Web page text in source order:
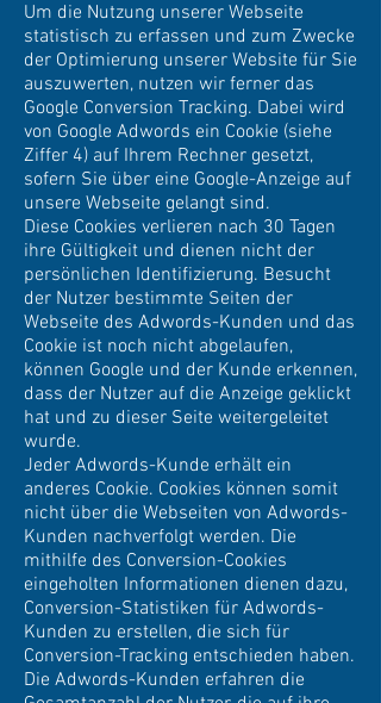
Um die Nutzung unserer Webseite
statistisch zu erfassen und zum Zwecke
der Optimierung unserer Website für Sie
auszuwerten, nutzen wir ferner das
Google Conversion Tracking. Dabei wird
von Google Adwords ein Cookie (siehe
Ziffer 4) auf Ihrem Rechner gesetzt,
sofern Sie über eine Google-Anzeige auf
unsere Webseite gelangt sind.
Diese Cookies verlieren nach 30 Tagen
ihre Gültigkeit und dienen nicht der
persönlichen Identifizierung. Besucht
der Nutzer bestimmte Seiten der
Webseite des Adwords-Kunden und das
Cookie ist noch nicht abgelaufen,
können Google und der Kunde erkennen,
dass der Nutzer auf die Anzeige geklickt
hat und zu dieser Seite weitergeleitet
wurde.
Jeder Adwords-Kunde erhält ein
anderes Cookie. Cookies können somit
nicht über die Webseiten von Adwords-
Kunden nachverfolgt werden. Die
mithilfe des Conversion-Cookies
eingeholten Informationen dienen dazu,
Conversion-Statistiken für Adwords-
Kunden zu erstellen, die sich für
Conversion-Tracking entschieden haben.
Die Adwords-Kunden erfahren die